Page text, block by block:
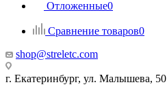
Отложенные0
Сравнение товаров0
shop@streletc.com
г. Екатеринбург, ул. Малышева, 50